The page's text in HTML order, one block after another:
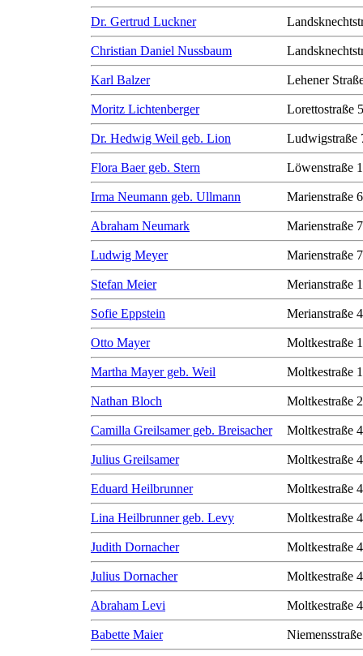
Dr. Gertrud Luckner
Christian Daniel Nussbaum
Karl Balzer Lehener
Moritz Lichtenberger Lorettostraße
Dr. Hedwig Weil geb. Lion Ludwigstraße
Flora Baer geb. Stern Löwenstraße 1
Irma Neumann geb. Ullmann Marienstraße 6
Abraham Neumark Marienstraße 7
Ludwig Meyer Marienstraße 7
Stefan Meier Merianstraße
Sofie Eppstein Merianstraße
Otto Mayer Moltkestraße
Martha Mayer geb. Weil Moltkestraße
Nathan Bloch Moltkestraße
Camilla Greilsamer geb. Breisacher Moltkestraße
Julius Greilsamer Moltkestraße
Eduard Heilbrunner Moltkestraße
Lina Heilbrunner geb. Levy Moltkestraße
Judith Dornacher Moltkestraße
Julius Dornacher Moltkestraße
Abraham Levi Moltkestraße
Babette Maier